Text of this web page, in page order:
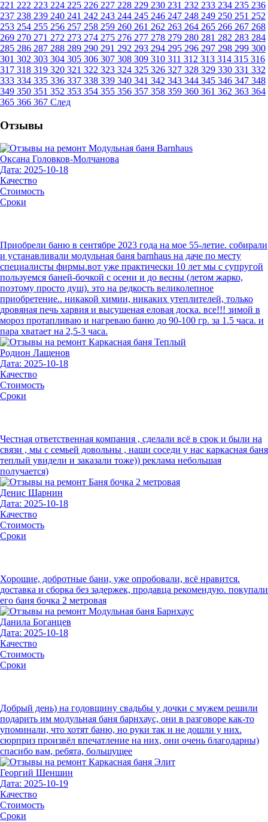
221 222 223 224 225 226 227 228 229 230 231 232 233 234 235 236
237 238 239 240 241 242 243 244 245 246 247 248 249 250 251 252
253 254 255 256 257 258 259 260 261 262 263 264 265 266 267 268
269 270 271 272 273 274 275 276 277 278 279 280 281 282 283 284
285 286 287 288 289 290 291 292 293 294 295 296 297 298 299 300
301 302 303 304 305 306 307 308 309 310 311 312 313 314 315 316
317 318 319 320 321 322 323 324 325 326 327 328 329 330 331 332
333 334 335 336 337 338 339 340 341 342 343 344 345 346 347 348
349 350 351 352 353 354 355 356 357 358 359 360 361 362 363 364
365 366 367 След
Отзывы
Оксана Головков-Молчанова
Дата: 2025-10-18
Качество
Стоимость
Сроки
Приобрели баню в сентябре 2023 года на мое 55-летие. собирали
и устанавливали модульная баня barnhaus на даче по месту
специалисты фирмы.вот уже практически 10 лет мы с супругой
пользуемся баней-бочкой с осени и до весны (летом жарко,
поэтому просто душ). это на редкость великолепное
приобретение.. никакой химии, никаких утеплителей, только
дровяная печь харвия и высушеная еловая доска. все!!! зимой в
мороз протапливаю и нагреваю баню до 90-100 гр. за 1.5 часа. и
пара хватает на 2,5-3 часа.
Родион Лащенов
Дата: 2025-10-18
Качество
Стоимость
Сроки
Честная ответственная компания , сделали всё в срок и были на
связи , мы с семьей довольны , наши соседи у нас каркасная баня
теплый увидели и заказали тоже)) реклама небольшая
получается)
Денис Шарнин
Дата: 2025-10-18
Качество
Стоимость
Сроки
Хорошие, добротные бани, уже опробовали, всё нравится.
доставка и сборка без задержек, продавца рекомендую. покупали
его баня бочка 2 метровая
Данила Боганцев
Дата: 2025-10-18
Качество
Стоимость
Сроки
Добрый день) на годовщину свадьбы у дочки с мужем решили
подарить им модульная баня барнхаус, они в разговоре как-то
упоминали, что хотят баню, но руки так и не дошли у них.
сюрприз произвёл впечатление на них, они очень благодарны)
спасибо вам, ребята, большущее
Георгий Шеншин
Дата: 2025-10-19
Качество
Стоимость
Сроки